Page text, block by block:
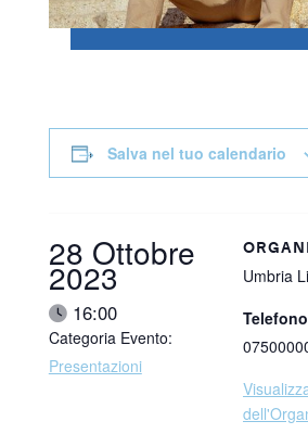
Salva nel tuo calendario
Data:
28 Ottobre
2023
Ora:16:00
Categoria Evento:
Presentazioni
Umbria